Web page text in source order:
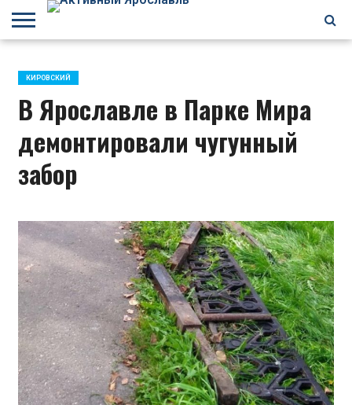
ЗАВОЛГА
КИРОВСКИЙ
НЕФТЕСТРОЙ
ПЕРЕКОП
ПЯТЕРКА
ФРУНЗЕНСКИЙ
ПРОЧЕЕ
КИРОВСКИЙ
В Ярославле в Парке Мира
демонтировали чугунный
забор